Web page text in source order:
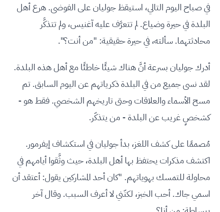
في صباح اليوم التالي، استيقظ جوليان على الفوضى. هرع أهل
البلدة في حيرة وضياع. لم تتعرَّف عليه آغنيس، ولم تتذكَّر
محادثتهما. سألته، في حيرة حقيقية: "من أنت؟".
أدرك جوليان بسرعة أنَّ هناك شيئًا خاطئًا مع أهل هذه البلدة.
لقد نسى جميع من في البلدة ذكرياتهم عن اليوم السابق. تم
مسح الأسماء والعلاقات وحتى تاريخهم الشخصي. فقط هو -
كشخصٍ غريب عن البلدة - من يتذكّر.
مُصممًا على كشف اللغز، بدأ جوليان في استكشاف إيفرمور.
اكتشف مذكرات يحتفظ بها أهل البلدة، حيث وثَّقوا أيامهم في
محاولة للتمسك بهوياتهم. "كان أحد المشاركين يقول: أعتقد أن
اسمي جاك. أحب الخبز، لكنّني لا أعرف السبب. وقال آخر